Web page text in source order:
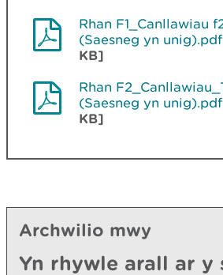
Rhan F1_Canllawiau
(Saesneg yn unig).pdf
KB]
Rhan
(Saesneg yn unig).pdf
KB]
Archwilio mwy
Yn rhywle arall ar y